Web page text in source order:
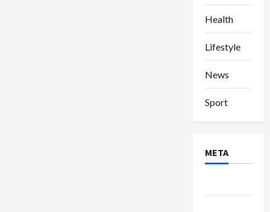
Health
Lifestyle
News
Sport
META